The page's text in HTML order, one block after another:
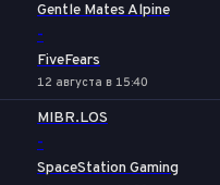
Gentle Mates Alpine
-
FiveFears
12 августа в 15:40
MIBR.LOS
-
SpaceStation Gaming